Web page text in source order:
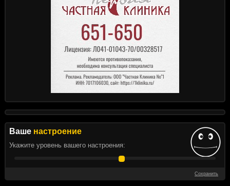
Ваше настроение
Укажите уровень вашего настроения:
Сохранить